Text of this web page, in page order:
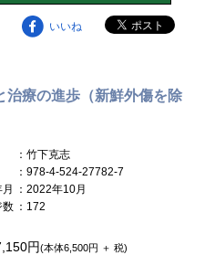
いいね
療の進歩（新鮮外傷を除
：竹下克志
：978-4-524-27782-7
：2022年10月
数 ：172
円(本体6,500円 ＋ 税)